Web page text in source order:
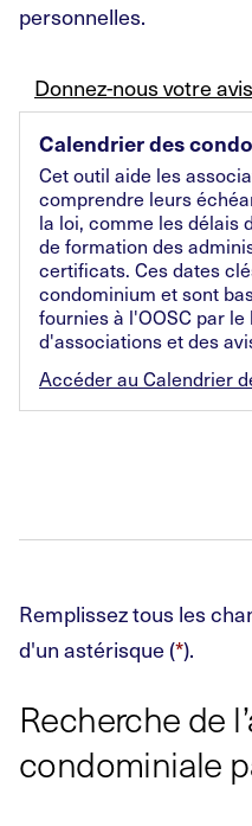
personnelles.
Donnez-nous votre
Calendrier des
Cet outil aide les
comprendre leurs
la loi, comme les délais
de formation des
certificats. Ces dates
condominium et sont
fournies à l'OOSC par
d'associations et des
Accéder au Calendrier
Remplissez tous les
d'un astérisque (*).
Recherche de
condominiale